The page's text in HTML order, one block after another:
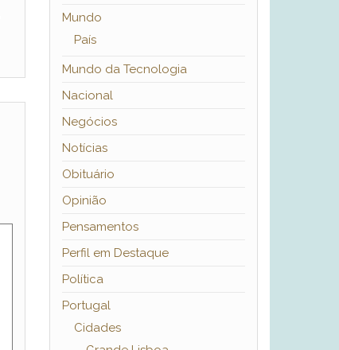
Mundo
País
Mundo da Tecnologia
Nacional
Negócios
Notícias
Obituário
Opinião
Pensamentos
Perfil em Destaque
Política
Portugal
Cidades